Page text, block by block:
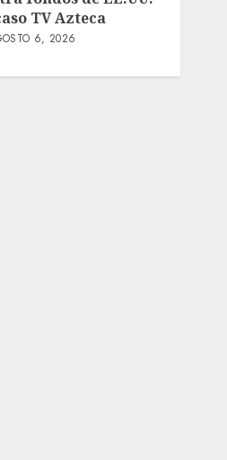
TV Azteca
6, 2026